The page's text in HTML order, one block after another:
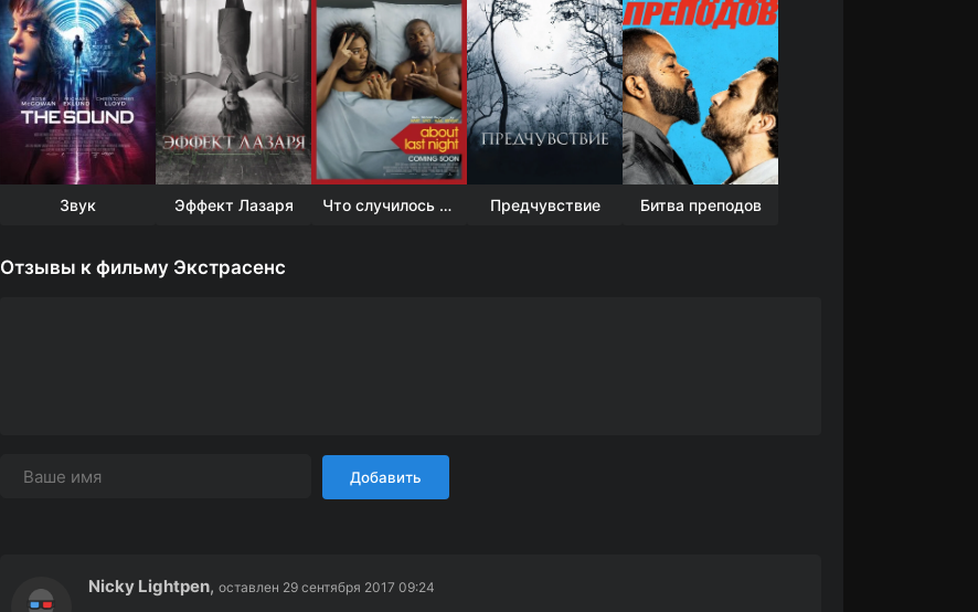
Звук Эффект Лазаря Что случилось прошлой ночью Предчувствие Битва преподов
Отзывы к фильму Экстрасенс
Добавить
Nicky Lightpen, оставлен 29 сентября 2017 09:24